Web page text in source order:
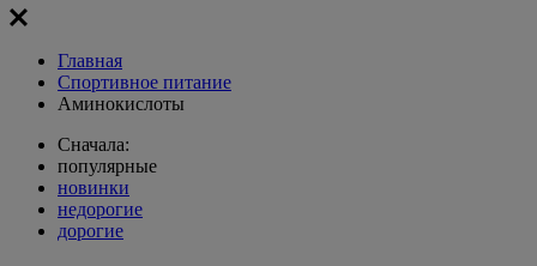
Главная
Спортивное питание
Аминокислоты
Сначала:
популярные
новинки
недорогие
дорогие